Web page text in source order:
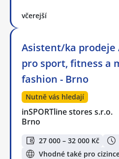
včerejší
Asistent/ka prodeje
pro sport, fitness a
fashion - Brno
Nutně vás hledají
inSPORTline stores s.r.o.
Brno
27 000 – 32 000 Kč
Vhodné také pro